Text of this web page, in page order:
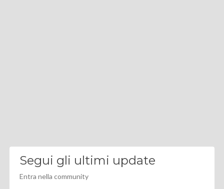
Segui gli ultimi update
Entra nella community